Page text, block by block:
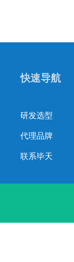
快速导航
研发选型
代理品牌
联系毕天